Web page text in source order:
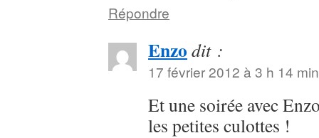
Répondre
Enzo dit :
17 février 2012 à 3 h 14 min
Et une soirée avec
les petites culottes !